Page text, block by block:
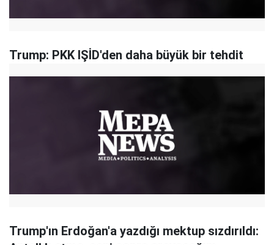
Trump: PKK IŞİD'den daha büyük bir tehdit
Trump'ın Erdoğan'a yazdığı mektup sızdırıldı: